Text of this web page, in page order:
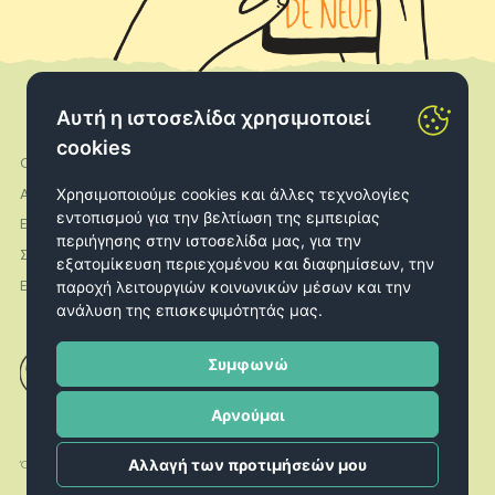
Αυτή η ιστοσελίδα χρησιμοποιεί
cookies
Χρησιμοποιούμε cookies και άλλες τεχνολογίες
εντοπισμού για την βελτίωση της εμπειρίας
περιήγησης στην ιστοσελίδα μας, για την
εξατομίκευση περιεχομένου και διαφημίσεων, την
παροχή λειτουργιών κοινωνικών μέσων και την
ανάλυση της επισκεψιμότητάς μας.
Συμφωνώ
Αρνούμαι
Αλλαγή των προτιμήσεών μου
Ο λογαριασμός μου
Αποστολές
Επιστροφές
Σχετικά με εμάς
Επικοινωνία
Instagram
Όροι χρήσης Πολιτική Cookies Πολιτική Απορρήτου